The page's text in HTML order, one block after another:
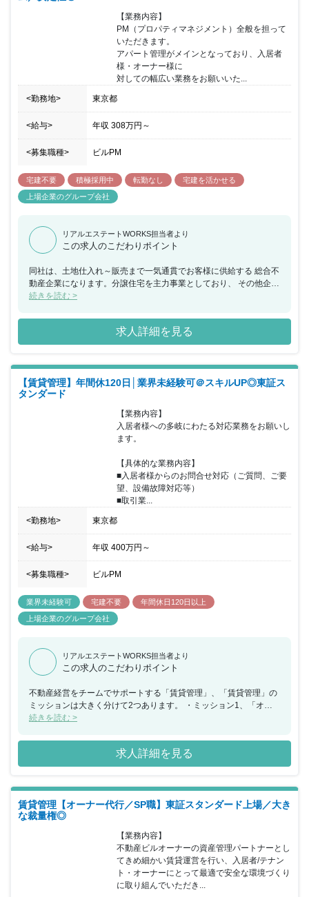
【業務内容】
PM（プロパティマネジメント）全般を担って
いただきます。
アパート管理がメインとなっており、入居者
様・オーナー様に
対しての幅広い業務をお願いいた...
<勤務地> 東京都
<給与> 年収 308万円 ～
<募集職種> ビルPM
宅建不要 積極採用中 転勤なし
宅建を活かせる
上場企業のグループ会社
リアルエステートWORKS担当者より
この求人のこだわりポイント
同社は、土地仕入れ～販売まで一気通貫でお客様に供給する 総合不
動産企業になります。分譲住宅を主力事業としており、 その他企画
型注文住宅・リフォーム・中古買取り等多岐に渡る サービスを提供
創業以来28期連続増収を実現しており、東証プライム市場の 安定
的な経営基盤を有しながら、年平均30％成長を遂げています。
《住宅供給数日本一》を目指し、順調に成長を重ねており、 不動産
組みを行うことで社員の働きがいも追及しています。 新規出店につ
いても毎年2桁のペースで行っており、 ご入社いただいてからのポ
ストも豊富にご用意が整っています。
続きを読む >
求人詳細を見る
【賃貸管理】年間休120日│業界未経験可＠スキルUP◎東証ス
タンダード
【業務内容】
入居者様への多岐にわたる対応業務をお願いし
ます。
【具体的な業務内容】
■入居者様からのお問合せ対応（ご質問、ご要
望、設備故障対応等）
■取引業...
<勤務地> 東京都
<給与> 年収 400万円 ～
<募集職種> ビルPM
業界未経験可 宅建不要
年間休日120日以上
上場企業のグループ会社
リアルエステートWORKS担当者より
この求人のこだわりポイント
不動産経営をチームでサポートする「賃貸管理」、「賃貸管理」の
ミッションは大きく分けて2つあります。 ・ミッション1、「オー
ナー様の賃貸経営を成功に導くこと」同社で投資用不動産を購入さ
務員の方々です。富裕層向けの不動産投資や地主様向けの土地活用
とは異なるビジネスモデルを展開しています。お客様は本業のお仕
事を続けながら不動産経営をおこなっています。シノケンファシリ
担当します。具体的には、入居者様の入退去手続き、家賃の入金状
況確認、退去時の清掃手配、設備関連の故障対応、フォーム時の工
事手配などです。入居者様からの家賃収入でローンの返済をおこな
う不動産投資において「入居率」は非常に重要です。その入居率に
直接関わるのが、賃貸管理のお仕事です。 ・ミッション2、「入居
者様に快適な生活を提供すること」入居者様が安心して暮らせるよ
う、日々の生活で発生するお困りごとの解決を目指して対応いただ
きます。例えば「郵便BOXの暗証番号が分からなくなってしまっ
た」「設備が壊れてしまって困っている」などになります。なかに
続きを読む >
求人詳細を見る
賃貸管理【オーナー代行／SP職】東証スタンダード上場／大き
な裁量権◎
【業務内容】
不動産ビルオーナーの資産管理パートナーとし
てきめ細かい賃貸運営を行い、入居者/テナン
ト・オーナーにとって最適で安全な環境づくり
に取り組んでいただき...